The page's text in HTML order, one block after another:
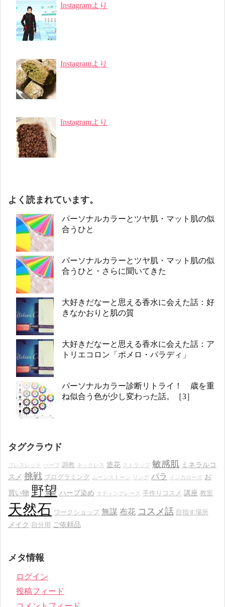
Instagramより
Instagramより
Instagramより
よく読まれています。
パーソナルカラーとツヤ肌・マット肌の似
合うひと
パーソナルカラーとツヤ肌・マット肌の似
合うひと・さらに聞いてきた
大好きだなーと思える香水に会えた話：好
きなかおりと肌の質
大好きだなーと思える香水に会えた話：ア
トリエコロン「ポメロ・パラディ」
パーソナルカラー診断リトライ！ 歳を重
ね似合う色が少し変わった話。［3］
タグクラウド
ブレスレット ハーブ 調教 ネックレス 造花 ストラップ 敏感肌 ミネラルコ
スメ 挑戦 プログラミング ムーンストーン リング バラ インカローズ お
買い物 野望 ハーブ染め タティングレース 手作りコスメ 講座 教室
天然石 ワークショップ 無謀 布花 コスメ話 目指す場所
メイク 自分用 ご依頼品
メタ情報
ログイン
投稿フィード